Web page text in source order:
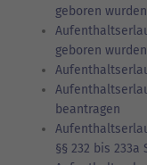
geboren
geboren
beantragen
§§ 232 bis 233a